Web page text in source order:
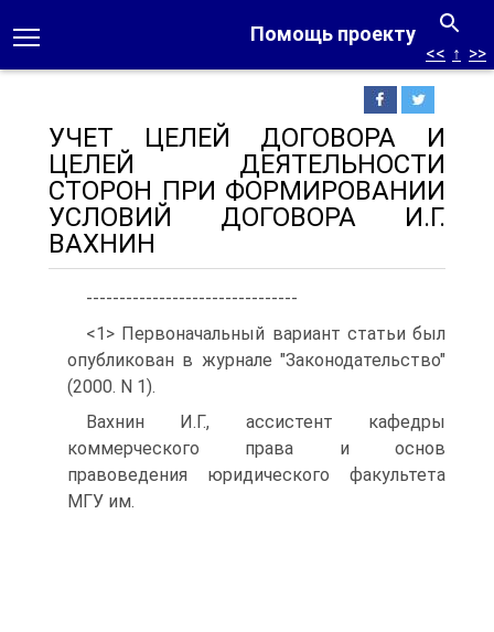
Помощь проекту
<< ↑ >>
УЧЕТ ЦЕЛЕЙ ДОГОВОРА И
ЦЕЛЕЙ ДЕЯТЕЛЬНОСТИ
СТОРОН ПРИ ФОРМИРОВАНИИ
УСЛОВИЙ ДОГОВОРА И.Г.
ВАХНИН
--------------------------------
<1> Первоначальный вариант статьи был
опубликован в журнале "Законодательство"
(2000. N 1).
Вахнин И.Г., ассистент кафедры
коммерческого права и основ
правоведения юридического факультета
МГУ им.